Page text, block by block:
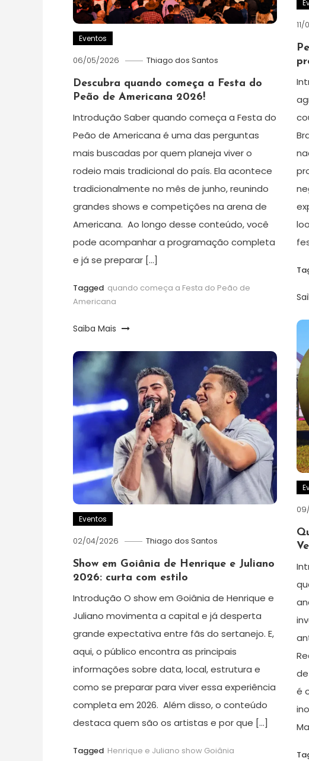
Eventos
06/05/2026 Thiago dos Santos
Descubra quando começa a Festa do
Peão de Americana 2026!
Introdução Saber quando começa a Festa do
Peão de Americana é uma das perguntas
mais buscadas por quem planeja viver o
rodeio mais tradicional do país. Ela acontece
tradicionalmente no mês de junho, reunindo
grandes shows e competições na arena de
Americana. Ao longo desse conteúdo, você
pode acompanhar a programação completa
e já se preparar […]
Tagged quando começa a Festa do Peão de
Americana
Saiba Mais
é
Eventos
02/04/2026 Thiago dos Santos
Show em Goiânia de Henrique e Juliano
2026: curta com estilo
Introdução O show em Goiânia de Henrique e
Juliano movimenta a capital e já desperta
grande expectativa entre fãs do sertanejo. E,
aqui, o público encontra as principais
informações sobre data, local, estrutura e
como se preparar para viver essa experiência
completa em 2026. Além disso, o conteúdo
destaca quem são os artistas e por que […]
Tagged Henrique e Juliano show Goiânia